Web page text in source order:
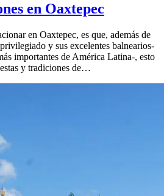
en Oaxtepec
en Oaxtepec, es que, además de
y sus excelentes balnearios-
importantes de América Latina-, esto
y tradiciones de…